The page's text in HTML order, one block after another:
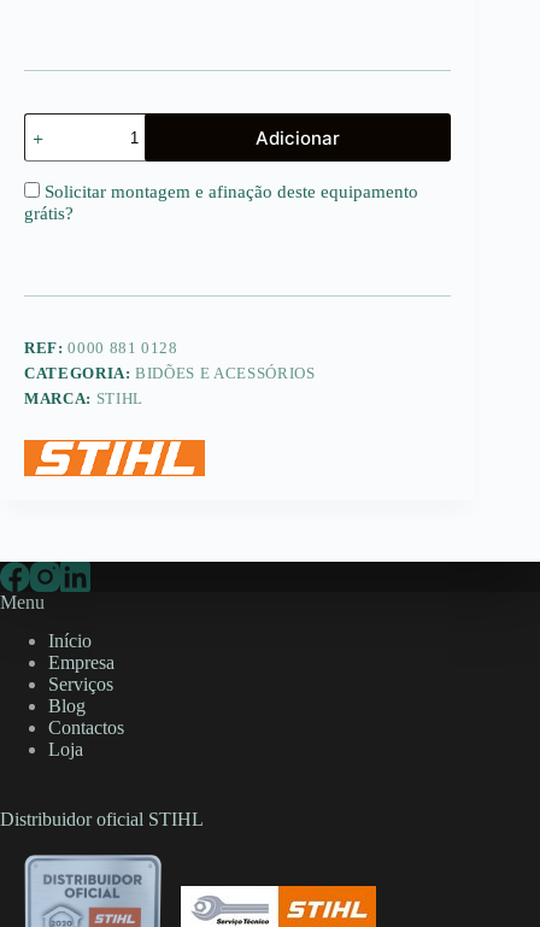
Quantidade
de
Tubo
de
enchimento
para
Adicionar
Solicitar montagem e afinação deste equipamento
grátis?
REF:0000 881 0128
CATEGORIA:BIDÕES E ACESSÓRIOS
MARCA: STIHL
Menu
Início
Empresa
Serviços
Blog
Contactos
Loja
Distribuidor oficial STIHL